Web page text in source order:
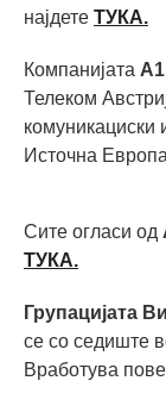
најдете ТУКА.
Компанијата
Телеком
комуникациски
Источна
Сите огласи од
ТУКА.
Групацијата
се со седиште
Вработува